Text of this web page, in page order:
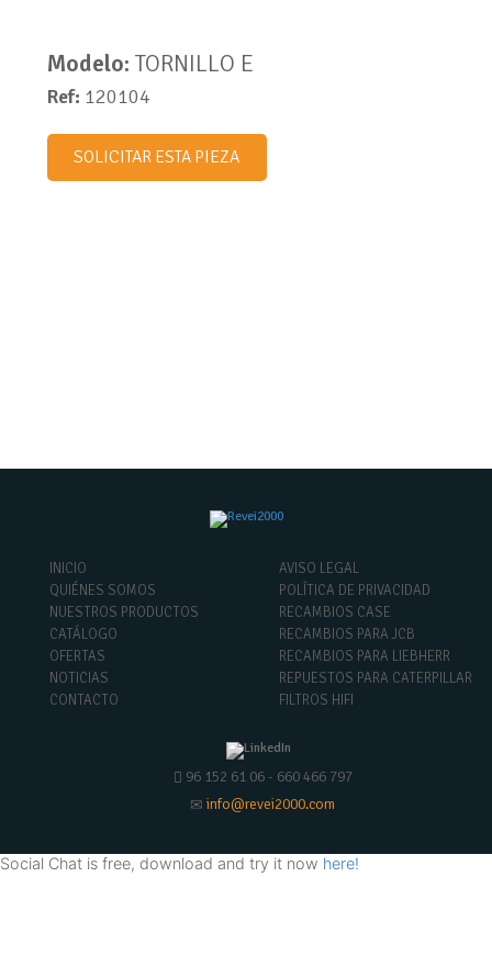
Modelo: TORNILLO E
Ref: 120104
SOLICITAR ESTA PIEZA
INICIO
QUIÉNES SOMOS
NUESTROS PRODUCTOS
CATÁLOGO
OFERTAS
NOTICIAS
CONTACTO
AVISO LEGAL
POLÍTICA DE PRIVACIDAD
RECAMBIOS CASE
RECAMBIOS PARA JCB
RECAMBIOS PARA LIEBHERR
REPUESTOS PARA CATERPILLAR
FILTROS HIFI
96 152 61 06 - 660 466 797
info@revei2000.com
Social Chat is free, download and try it now here!